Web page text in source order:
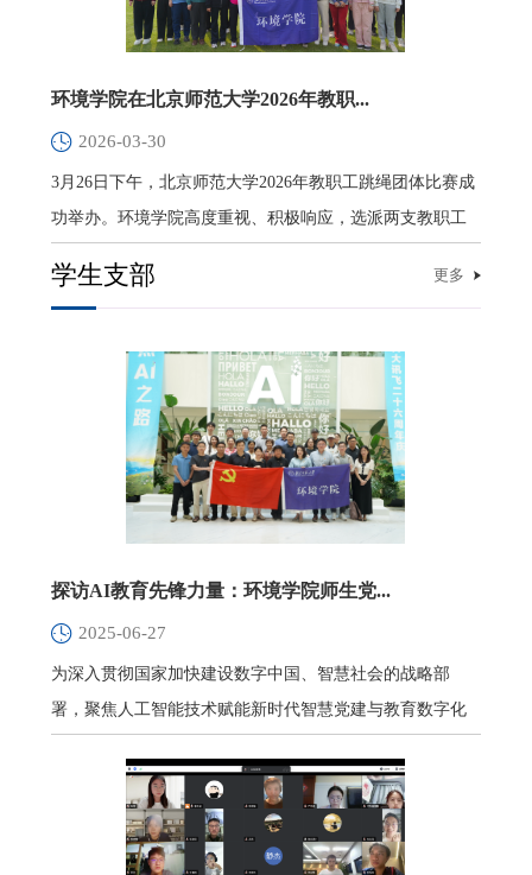
环境学院在北京师范大学2026年教职...
2026-03-30
3月26日下午，北京师范大学2026年教职工跳绳团体比赛成
功举办。环境学院高度重视、积极响应，选派两支教职工
学生支部 更多
探访AI教育先锋力量：环境学院师生党...
2025-06-27
为深入贯彻国家加快建设数字中国、智慧社会的战略部
署，聚焦人工智能技术赋能新时代智慧党建与教育数字化